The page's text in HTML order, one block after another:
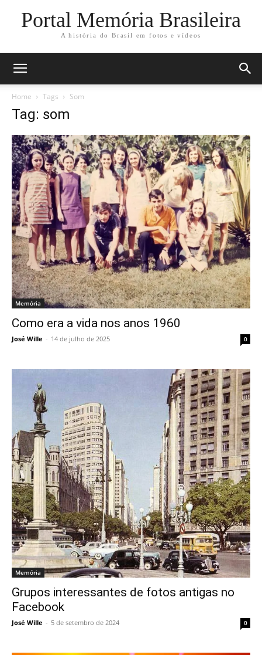
Portal Memória Brasileira
A história do Brasil em fotos e vídeos
Home Tags Som
Tag: som
Memória
Como era a vida nos anos 1960
José Wille - 14 de julho de 2025 0
Memória
Grupos interessantes de fotos antigas no
Facebook
José Wille - 5 de setembro de 2024 0